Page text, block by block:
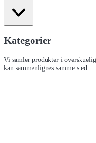
Kategorier
Vi samler produkter i
kan sammenlignes samme sted.